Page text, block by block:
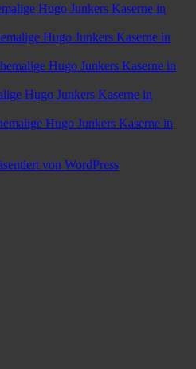
Hugo Junkers Kaserne in
Hugo Junkers Kaserne in
Hugo Junkers Kaserne in
Hugo Junkers Kaserne in
Hugo Junkers Kaserne in
von WordPress